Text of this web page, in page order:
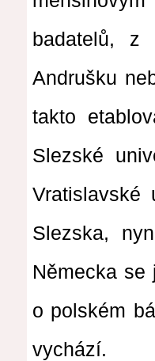
badatelů, z
Andrušku
takto
Slezské
Vratislavské
Slezska,
Německa se
o polském
vychází.